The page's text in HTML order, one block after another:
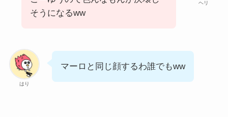
ヘリ
そうになるww
はり
マーロと同じ顔するわ誰でもww